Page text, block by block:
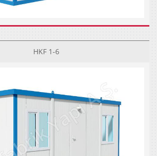
HKF 1-6